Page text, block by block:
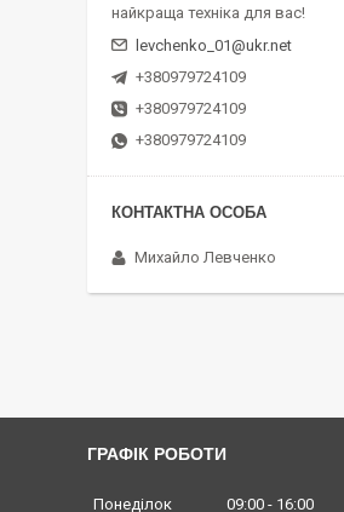
найкраща техніка для вас!
levchenko_01@ukr.net
+380979724109
+380979724109
+380979724109
Михайло Левченко
ГРАФІК РОБОТИ
Понеділок 09:00 16:00